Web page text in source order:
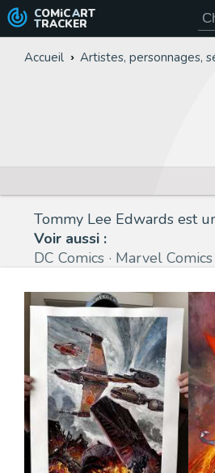
COMiC ART
TRACKER
Accueil Artistes, personnages,
Tommy Lee Edwards est
Voir aussi :
DC Comics
Marvel Comics